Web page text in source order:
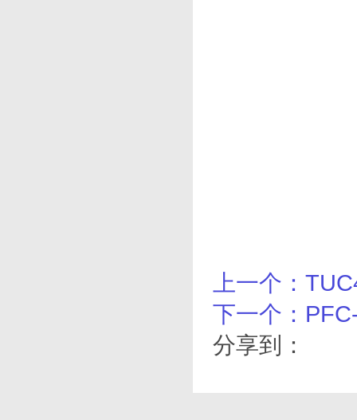
上一个：
下一个：
分享到：